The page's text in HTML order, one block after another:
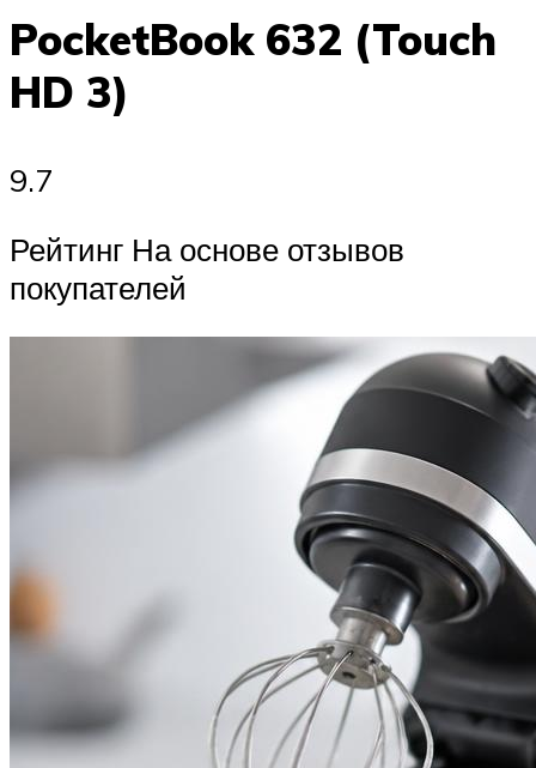
PocketBook 632 (Touch
HD 3)
9.7
Рейтинг На основе отзывов
покупателей